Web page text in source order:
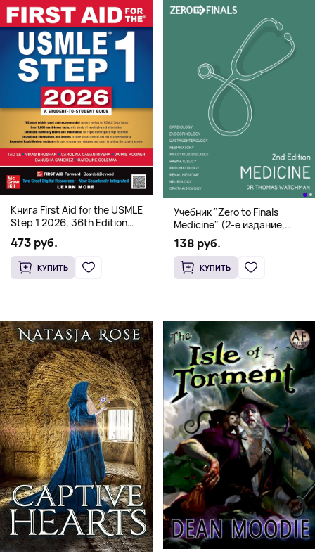
Книга First Aid for the USMLE
Step 1 2026, 36th Edition
(Мягкий переплет,
Английский язык)
473 руб.
КУПИТЬ
Учебник "Zero to Finals
Medicine" (2-е издание,
Мягкая обложка) Dr. Thomas
Watchman
138 руб.
КУПИТЬ